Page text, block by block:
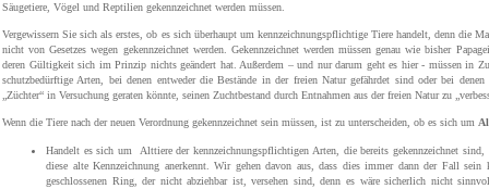
Säugetiere, Vögel und Reptilien gekennzeichnet werden müssen.
Vergewissern Sie sich als erstes, ob es sich überhaupt um kennzeichnungspflichtige Tiere handelt, denn die
nicht von Gesetzes wegen gekennzeichnet werden. Gekennzeichnet werden müssen genau wie bisher
deren Gültigkeit sich im Prinzip nichts geändert hat. Außerdem – und nur darum geht es hier - müssen in
schutzbedürftige Arten, bei denen entweder die Bestände in der freien Natur gefährdet sind oder bei
„Züchter“ in Versuchung geraten könnte, seinen Zuchtbestand durch Entnahmen aus der freien Natur zu
Wenn die Tiere nach der neuen Verordnung gekennzeichnet sein müssen, ist zu unterscheiden, ob es sich um
Handelt es sich um
Alttiere der kennzeichnungspflichtigen Arten, die bereits gekennzeichnet
diese alte Kennzeichnung anerkennt. Wir gehen davon aus, dass dies immer dann der Fall
geschlossenen Ring, der nicht abziehbar ist, versehen sind, denn es wäre sicherlich nicht